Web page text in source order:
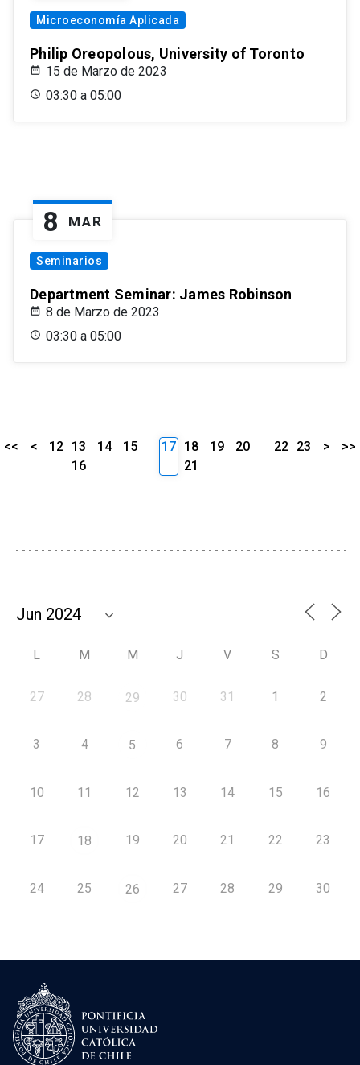
Microeconomía Aplicada
Philip Oreopolous, University of Toronto
15 de Marzo de 2023
03:30 a 05:00
8 MAR
Seminarios
Department Seminar: James Robinson
8 de Marzo de 2023
03:30 a 05:00
<< < 12 13 14
15
16
17 18 19
20
21
22 23 > >>
L M M J V S D
27 28 29 30 31 1 2
3 4 5 6 7 8 9
10 11 12 13 14 15 16
17 18 19 20 21 22 23
24 25 26 27 28 29 30